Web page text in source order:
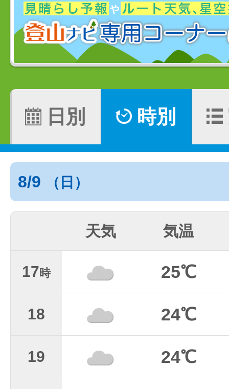
日別 時別
8/9 （日）
天気 気温
17時 25℃
18 24℃
19 24℃